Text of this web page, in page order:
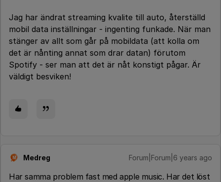
Jag har ändrat streaming kvalite till auto, återställd
mobil data inställningar - ingenting funkade. När man
stänger av allt som går på mobildata (att kolla om
det är nånting annat som drar datan) förutom
Spotify - ser man att det är nåt konstigt pågar. Är
väldigt besviken!
M Medreg Forum|Forum|6 years ago
Har samma problem fast med apple music. Har det löst